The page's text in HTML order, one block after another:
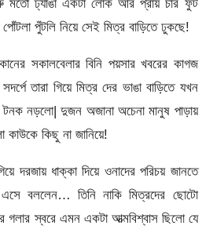
পুঁটলি নিয়ে সেই মিত্র বাড়িতে ঢুকছে!
সকালবেলার বিনি পয়সার খবরের কাগজ
তারা গিয়ে মিত্র দের ভাঙা বাড়িতে যখন
নড়লো| দুজন অজানা অচেনা মানুষ পাড়ায়
কাউকে কিছু না জানিয়ে!
দরজায় ধাক্কা দিয়ে ওনাদের পরিচয় জানতে
বললেন… তিনি নাকি মিত্রদের ছোটো
গলার স্বরে এমন একটা আত্মবিশ্বাস ছিলো যে